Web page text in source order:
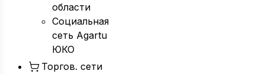
области
Социальная
сеть Agartu
ЮКО
Торгов. сети